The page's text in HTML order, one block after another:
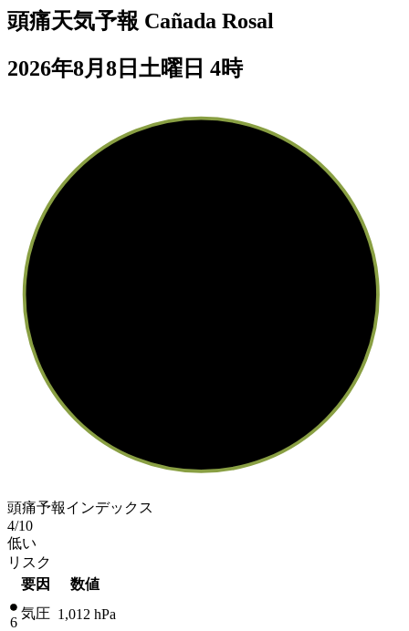
頭痛天気予報 Cañada Rosal
2026年8月8日土曜日 4時
頭痛予報インデックス
4/10
低い
リスク
要因
数値
6
気圧 1,012 hPa